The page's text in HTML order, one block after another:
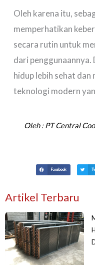
Oleh karena itu,
memperhatikan
secara rutin untuk
dari
hidup lebih sehat dan
teknologi modern
Oleh :PT Central
Facebook
Artikel Terbaru